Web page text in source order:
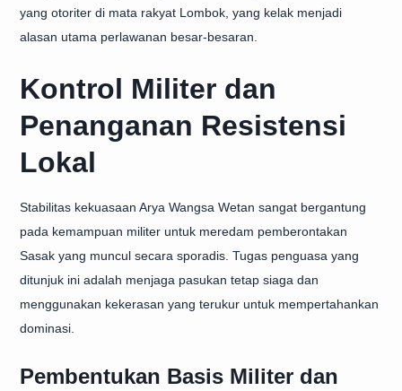
yang otoriter di mata rakyat Lombok, yang kelak menjadi
alasan utama perlawanan besar-besaran.
Kontrol Militer dan
Penanganan Resistensi
Lokal
Stabilitas kekuasaan Arya Wangsa Wetan sangat bergantung
pada kemampuan militer untuk meredam pemberontakan
Sasak yang muncul secara sporadis. Tugas penguasa yang
ditunjuk ini adalah menjaga pasukan tetap siaga dan
menggunakan kekerasan yang terukur untuk mempertahankan
dominasi.
Pembentukan Basis Militer dan